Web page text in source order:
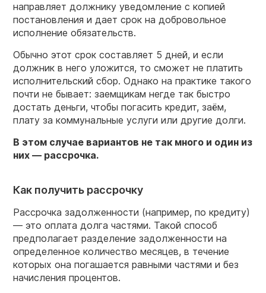
направляет должнику уведомление с копией
постановления и дает срок на добровольное
исполнение обязательств.
Обычно этот срок составляет 5 дней, и если
должник в него уложится, то сможет не платить
исполнительский сбор. Однако на практике такого
почти не бывает: заемщикам негде так быстро
достать деньги, чтобы погасить кредит, заём,
плату за коммунальные услуги или другие долги.
В этом случае вариантов не так много и один из
них — рассрочка.
Как получить рассрочку
Рассрочка задолженности (например, по кредиту)
— это оплата долга частями. Такой способ
предполагает разделение задолженности на
определенное количество месяцев, в течение
которых она погашается равными частями и без
начисления процентов.